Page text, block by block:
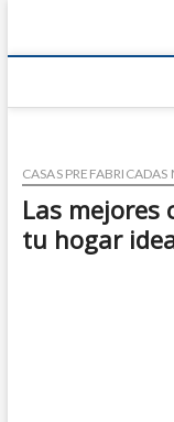
CASAS
Las mejores
tu hogar